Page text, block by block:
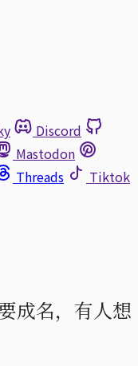
Discord
Mastodon
Threads
Tiktok
成名，有人想